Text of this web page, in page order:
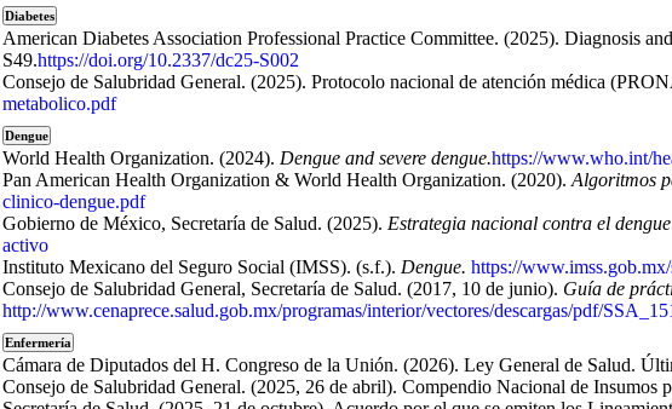
Diabetes
American Diabetes Association Professional Practice Committee. (2025). Diagnosis
S49.https://doi.org/10.2337/dc25-S002
Consejo de Salubridad General. (2025). Protocolo nacional de atención médica
metabolico.pdf
Dengue
World Health Organization. (2024). Dengue and severe dengue.https://www.who.int/
Pan American Health Organization & World Health Organization. (2020). Algoritmos
clinico-dengue.pdf
Gobierno de México, Secretaría de Salud. (2025). Estrategia nacional contra el
activo
Instituto Mexicano del Seguro Social (IMSS). (s.f.). Dengue. https://
Consejo de Salubridad General, Secretaría de Salud. (2017, 10 de junio). Guía de
http://www.cenaprece.salud.gob.mx/programas/interior/vectores/descargas/pdf/
Enfermería
Cámara de Diputados del H. Congreso de la Unión. (2026). Ley General de Salud.
Consejo de Salubridad General. (2025, 26 de abril). Compendio Nacional de Insumos